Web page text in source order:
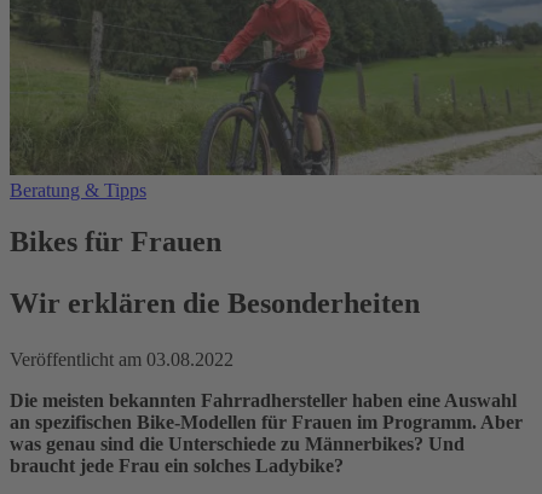
Beratung & Tipps
Bikes für Frauen
Wir erklären die Besonderheiten
Veröffentlicht am 03.08.2022
Die meisten bekannten Fahrradhersteller haben eine Auswahl
an spezifischen Bike-Modellen für Frauen im Programm. Aber
was genau sind die Unterschiede zu Männerbikes? Und
braucht jede Frau ein solches Ladybike?